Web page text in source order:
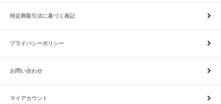
特定商取引法に基づく表記
プライバシーポリシー
お問い合わせ
マイアカウント